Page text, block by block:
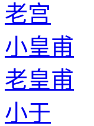
老宫
小皇甫
老皇甫
小于